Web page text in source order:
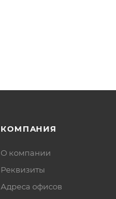
КОМПАНИЯ
О компании
Реквизиты
Адреса офисов